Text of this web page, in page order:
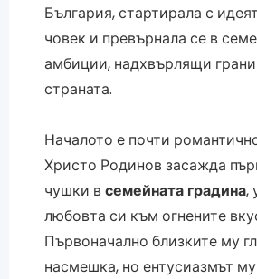
България, стартирала с
човек и превърнала се в
амбиции, надхвърлящи
страната.
Началото е почти романтично
Христо Родинов засажда
чушки всемейната градина,
любовта си към огнените
Първоначално близките му
насмешка, но ентусиазмът